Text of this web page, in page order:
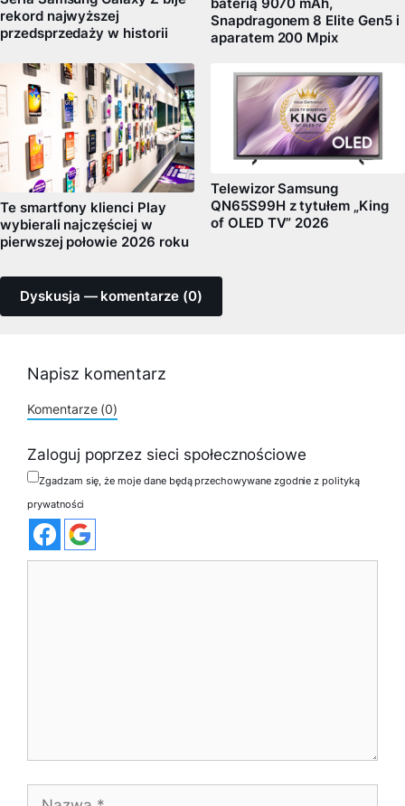
rekord najwyższej
przedsprzedaży w historii
baterią 9070 mAh,
Snapdragonem 8 Elite Gen5 i
aparatem 200 Mpix
Te smartfony klienci Play
wybierali najczęściej w
pierwszej połowie 2026 roku
Telewizor Samsung
QN65S99H z tytułem „King
of OLED TV” 2026
Dyskusja — komentarze (0)
Napisz komentarz
Komentarze (0)
Zaloguj poprzez sieci społecznościowe
Zgadzam się, że moje dane będą przechowywane zgodnie z polityką
prywatności